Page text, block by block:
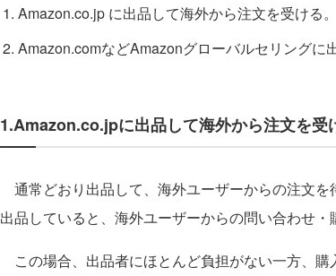
Amazon.co.jp に出品して海外から注文を受ける。
Amazon.comなどAmazonグローバルセリングに
1.Amazon.co.jpに出品して海外から注文を受
通常どおり出品して、海外ユーザーからの注文
出品していると、海外ユーザーからの問い合わせ・
この場合、出品者にほとんど負担がない一方、購